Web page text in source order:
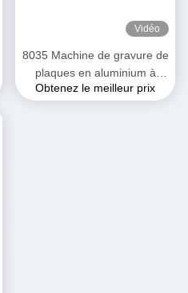
Vidéo
8035 Machine de gravure de
plaques en aluminium à
profil cinq axes
Obtenez le meilleur prix